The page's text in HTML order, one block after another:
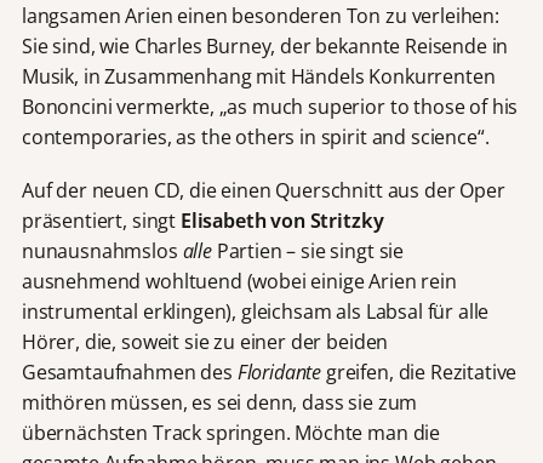
langsamen Arien einen besonderen Ton zu verleihen:
Sie sind, wie Charles Burney, der bekannte Reisende in
Musik, in Zusammenhang mit Händels Konkurrenten
Bononcini vermerkte, „as much superior to those of his
contemporaries, as the others in spirit and science“.
Auf der neuen CD, die einen Querschnitt aus der Oper
präsentiert, singt Elisabeth von Stritzky
nunausnahmslos alle Partien – sie singt sie
ausnehmend wohltuend (wobei einige Arien rein
instrumental erklingen), gleichsam als Labsal für alle
Hörer, die, soweit sie zu einer der beiden
Gesamtaufnahmen des Floridante greifen, die Rezitative
mithören müssen, es sei denn, dass sie zum
übernächsten Track springen. Möchte man die